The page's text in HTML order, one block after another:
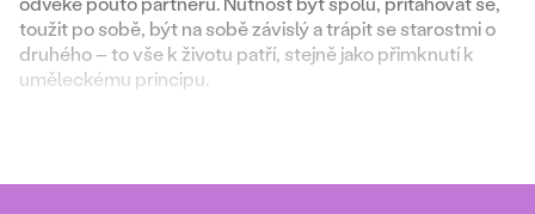
toužit po sobě, být na sobě závislý a trápit se starostmi o
druhého – to vše k životu patří, stejně jako přimknutí k
uměleckému principu.